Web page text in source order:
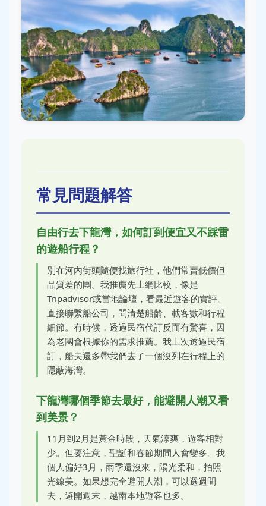
常見問題解答
自由行去下龍灣，如何訂到便宜又不踩雷
的遊船行程？
別在河內街頭隨便找旅行社，他們常賣低價但
品質差的團。我推薦先上網比較，像是
Tripadvisor或當地論壇，看最近遊客的實評。
直接聯繫船公司，問清楚船齡、載客數和行程
細節。有時候，透過民宿代訂反而有驚喜，因
為老闆會根據你的需求推薦。我上次透過民宿
訂，船夫還多帶我們去了一個沒列在行程上的
隱蔽海灣。
下龍灣哪個季節去最好，能避開人潮又看
到美景？
11月到2月是黃金時段，天氣涼爽，遊客相對
少。但要注意，聖誕和春節期間人會變多。我
個人偏好3月，雨季還沒來，陽光柔和，拍照
光線美。如果想完全避開人潮，可以選週間
去，避開週末，越南本地遊客也多。